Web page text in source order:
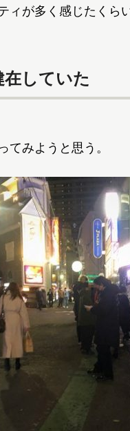
が多く感じたくら
していた
みようと思う。